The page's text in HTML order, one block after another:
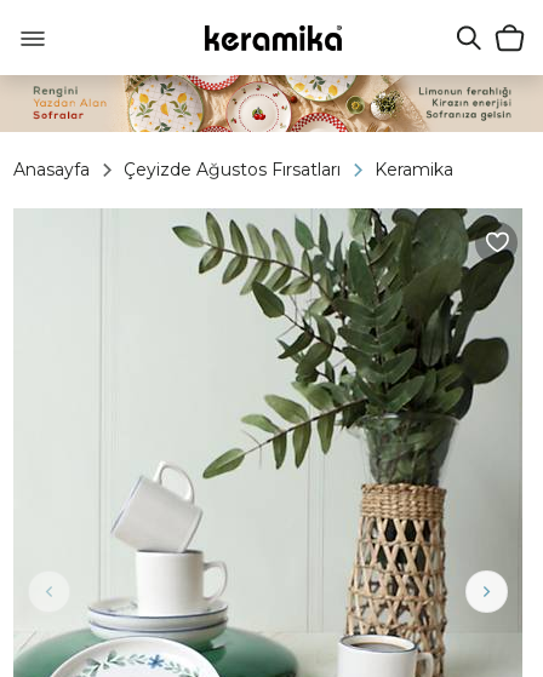
Anasayfa Çeyizde Ağustos Fırsatları Keramika